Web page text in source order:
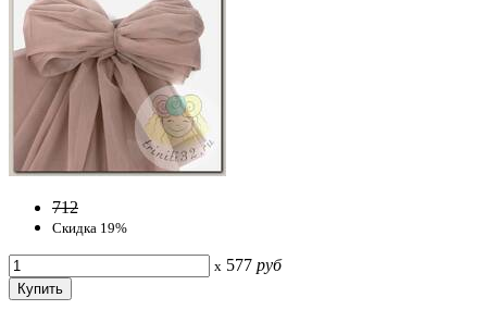
712
Скидка 19%
x 577 руб